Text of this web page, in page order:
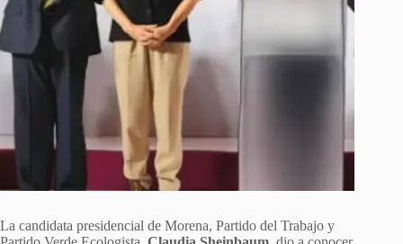
La candidata presidencial de Morena, Partido del Trabajo y